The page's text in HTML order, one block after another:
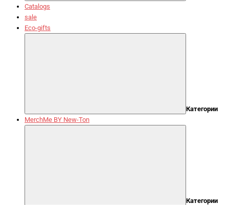
Catalogs
sale
Eco-gifts
Категории
MerchMe BY New-Ton
Категории